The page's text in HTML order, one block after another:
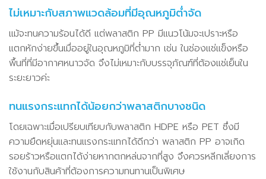
ไม่เหมาะกับสภาพแวดล้อมที่มีอุณหภูมิต่ำจัด
แม้จะทนความร้อนได้ดี แต่พลาสติก PP มีแนวโน้มจะเปราะหรือ
แตกหักง่ายขึ้นเมื่ออยู่ในอุณหภูมิที่ต่ำมาก เช่น ในช่องแช่แข็งหรือ
พื้นที่ที่มีอากาศหนาวจัด จึงไม่เหมาะกับบรรจุภัณฑ์ที่ต้องแช่เย็นใน
ระยะยาวค่ะ
ทนแรงกระแทกได้น้อยกว่าพลาสติกบางชนิด
โดยเฉพาะเมื่อเปรียบเทียบกับพลาสติก HDPE หรือ PET ซึ่งมี
ความยืดหยุ่นและทนแรงกระแทกได้ดีกว่า พลาสติก PP อาจเกิด
รอยร้าวหรือแตกได้ง่ายหากตกหล่นจากที่สูง จึงควรหลีกเลี่ยงการ
ใช้งานกับสินค้าที่ต้องการความทนทานเป็นพิเศษ